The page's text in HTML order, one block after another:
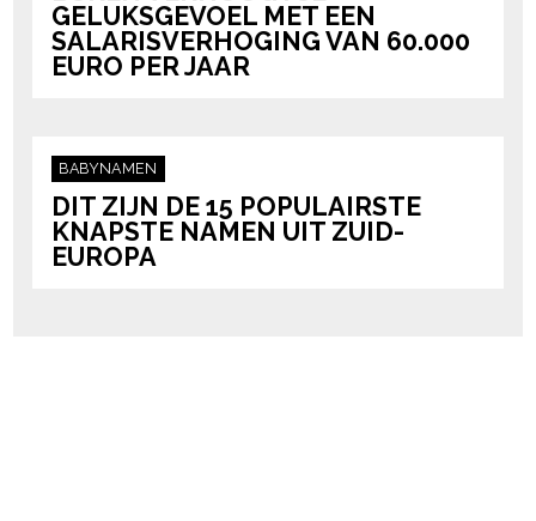
GELUKSGEVOEL MET EEN
SALARISVERHOGING VAN 60.000
EURO PER JAAR
BABYNAMEN
DIT ZIJN DE 15 POPULAIRSTE
KNAPSTE NAMEN UIT ZUID-
EUROPA